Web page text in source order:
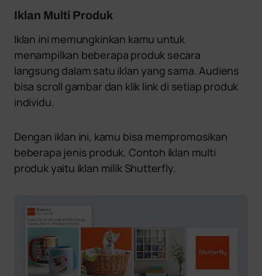
Iklan Multi Produk
Iklan ini memungkinkan kamu untuk
menampilkan beberapa produk secara
langsung dalam satu iklan yang sama. Audiens
bisa scroll gambar dan klik link di setiap produk
individu.
Dengan iklan ini, kamu bisa mempromosikan
beberapa jenis produk. Contoh iklan multi
produk yaitu iklan milik Shutterfly.